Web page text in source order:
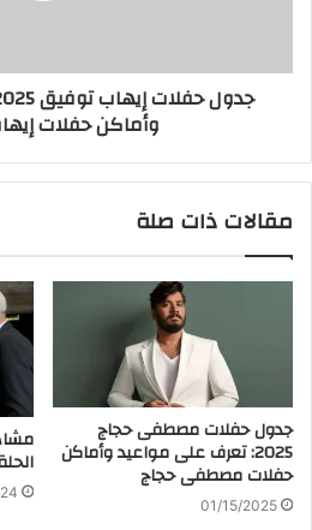
وأماكن حفلات
مقالات ذات صلة
جدول حفلات مصطفى حجاج
2025: تعرف على مواعيد وأماكن
حفلات مصطفى حجاج
01/15/2025
الحلقة 45